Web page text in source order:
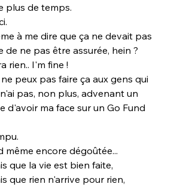
plus de temps.
à me dire que ça ne devait pas
de ne pas être assurée, hein ?
rien.. I'm fine !
peux pas faire ça aux gens qui
pas, non plus, advenant un
d'avoir ma face sur un Go Fund
même encore dégoûtée...
que la vie est bien faite,
que rien n'arrive pour rien,